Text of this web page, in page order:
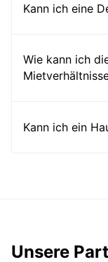
Kann ich eine
Wie kann ich
Kann ich ein
Unsere